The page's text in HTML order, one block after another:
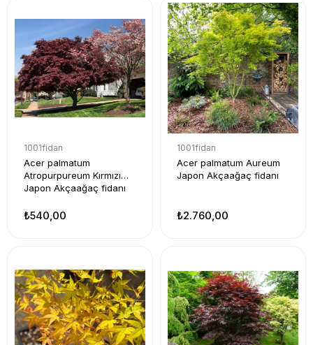
1001fidan
Acer palmatum
Atropurpureum Kırmızı
Japon Akçaağaç fidanı
₺540,00
1001fidan
Acer palmatum Aureum
Japon Akçaağaç fidanı
₺2.760,00